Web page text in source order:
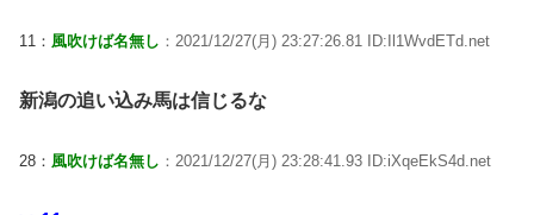
11： 風吹けば名無し ：2021/12/27(月) 23:27:26.81 ID:Il1WvdETd.net
新潟の追い込み馬は信じるな
28： 風吹けば名無し ：2021/12/27(月) 23:28:41.93 ID:iXqeEkS4d.net